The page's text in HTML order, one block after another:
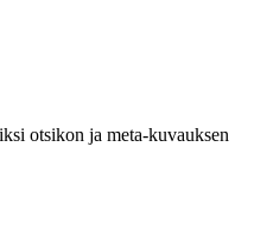
otsikon ja meta-kuvauksen